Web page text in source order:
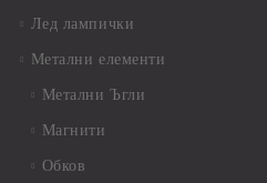
Лед лампички
Метални елементи
Метални Ъгли
Магнити
Обков